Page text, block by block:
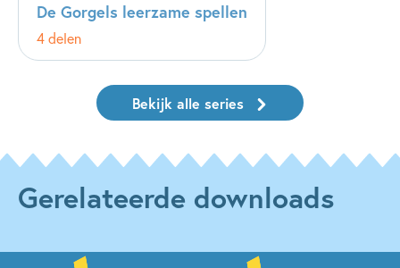
De Gorgels leerzame spellen
4 delen
Bekijk alle series
Gerelateerde downloads